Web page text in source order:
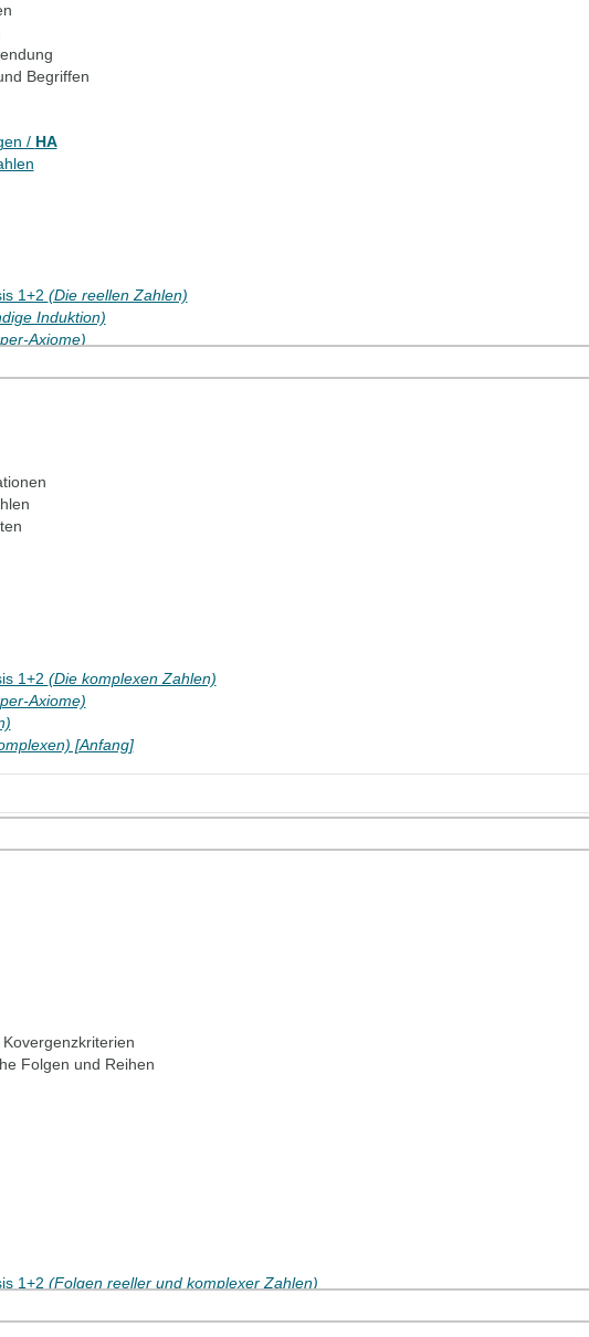
Begriffen
/ HA
1+2 (Die reellen Zahlen)
Induktion)
Axiome)
Zahlen und vollständige Induktion)
1+2 (Die komplexen Zahlen)
Axiome)
[Anfang]
Folgen und Reihen
1+2 (Folgen reeller und komplexer Zahlen)